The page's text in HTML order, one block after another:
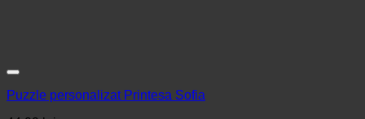
Puzzle personalizat Printesa Sofia